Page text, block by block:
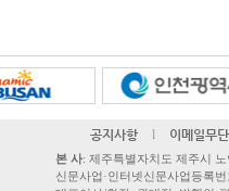
공지사항 l 이메일무
본 사: 제주특별자치도 제주시
신문사업·인터넷신문사업등록